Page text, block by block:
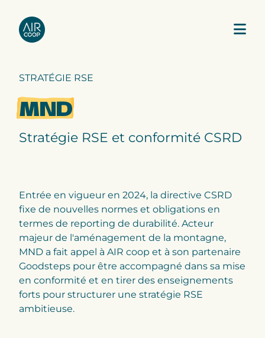
Notre équipe
STRATÉGIE RSE
MND
Stratégie RSE et conformité CSRD
Entrée en vigueur en 2024, la directive CSRD
fixe de nouvelles normes et obligations en
termes de reporting de durabilité. Acteur
majeur de l'aménagement de la montagne,
MND a fait appel à AIR coop et à son partenaire
Goodsteps pour être accompagné dans sa mise
en conformité et en tirer des enseignements
forts pour structurer une stratégie RSE
ambitieuse.